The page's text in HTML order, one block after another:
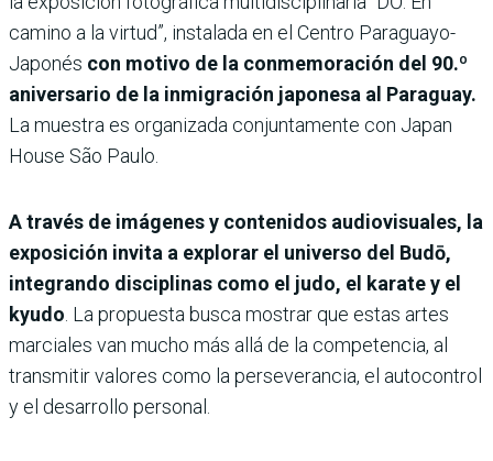
camino a la virtud”, instalada en el Centro Paraguayo-
Japonés con motivo de la conmemoración del 90.º
aniversario de la inmigración japonesa al Paraguay.
La muestra es organizada conjuntamente con Japan
House São Paulo.
A través de imágenes y contenidos audiovisuales, la
exposición invita a explorar el universo del Budō,
integrando disciplinas como el judo, el karate y el
kyudo . La propuesta busca mostrar que estas artes
marciales van mucho más allá de la competencia, al
transmitir valores como la perseverancia, el autocontrol
y el desarrollo personal.